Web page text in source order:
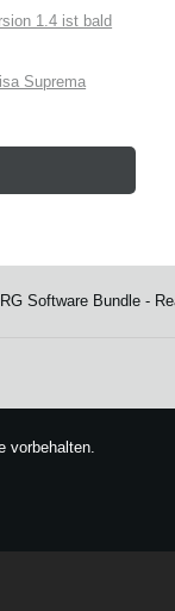
1.4 ist bald
Suprema
Software Bundle -
vorbehalten.